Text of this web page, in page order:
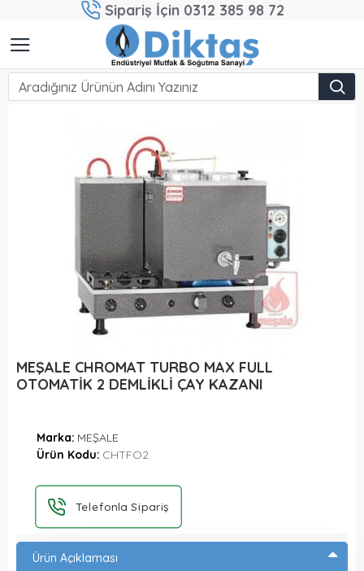
Sipariş İçin 0312 385 98 72
MEŞALE CHROMAT TURBO MAX FULL
OTOMATİK 2 DEMLİKLİ ÇAY KAZANI
Marka: MEŞALE
Ürün Kodu: CHTFO2
Telefonla Sipariş
Ürün Açıklaması